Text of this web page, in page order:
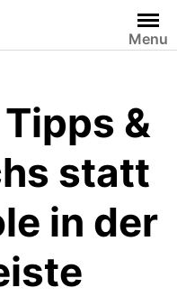
Menu
&
statt
in der